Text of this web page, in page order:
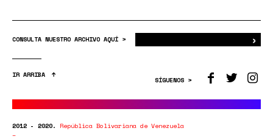
CONSULTA NUESTRO ARCHIVO AQUÍ > ›
IR ARRIBA
SÍGUENOS >
2012 - 2020. República Bolivariana de Venezuela